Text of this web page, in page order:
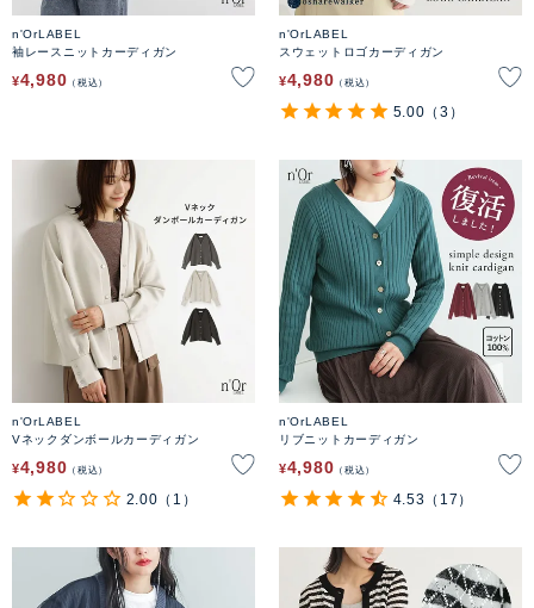
n'OrLABEL
袖レースニットカーディガン
¥4,980 税込
n'OrLABEL
スウェットロゴカーディガン
¥4,980 税込
5.00 （3）
n'OrLABEL
Vネックダンボールカーディガン
¥4,980 税込
2.00 （1）
n'OrLABEL
リブニットカーディガン
¥4,980 税込
4.53 （17）